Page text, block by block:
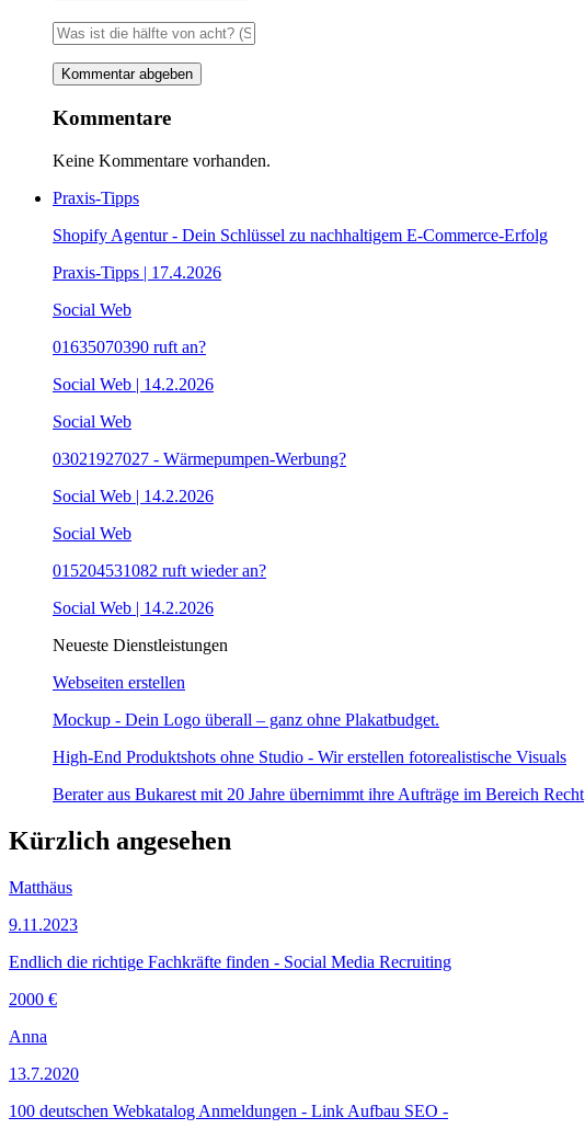
Kommentare
Keine Kommentare vorhanden.
Praxis-Tipps
Shopify Agentur - Dein Schlüssel zu nachhaltigem E-Commerce-Erfolg
Praxis-Tipps | 17.4.2026
Social Web
01635070390 ruft an?
Social Web | 14.2.2026
Social Web
03021927027 - Wärmepumpen-Werbung?
Social Web | 14.2.2026
Social Web
015204531082 ruft wieder an?
Social Web | 14.2.2026
Neueste Dienstleistungen
Webseiten erstellen
Mockup - Dein Logo überall – ganz ohne Plakatbudget.
High-End Produktshots ohne Studio - Wir erstellen fotorealistische Visuals
Berater aus Bukarest mit 20 Jahre übernimmt ihre Aufträge im Bereich Recht
Kürzlich angesehen
Matthäus
9.11.2023
Endlich die richtige Fachkräfte finden - Social Media Recruiting
2000 €
Anna
13.7.2020
100 deutschen Webkatalog Anmeldungen - Link Aufbau SEO -